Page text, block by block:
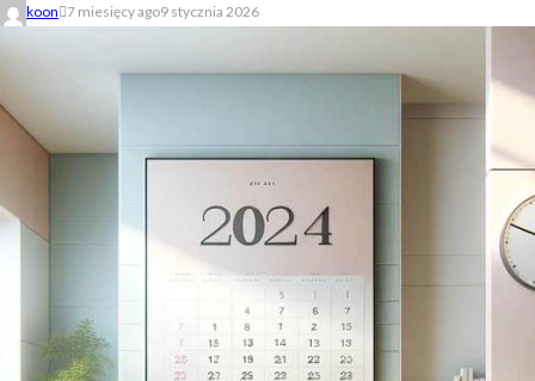
koon 7 miesięcy ago9 stycznia 2026